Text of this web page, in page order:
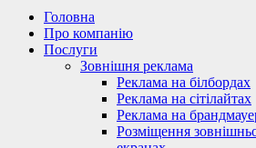
Головна
Про компанію
Послуги
Зовнішня реклама
Реклама на білбордах
Реклама на сітілайтах
Реклама на
Розміщення